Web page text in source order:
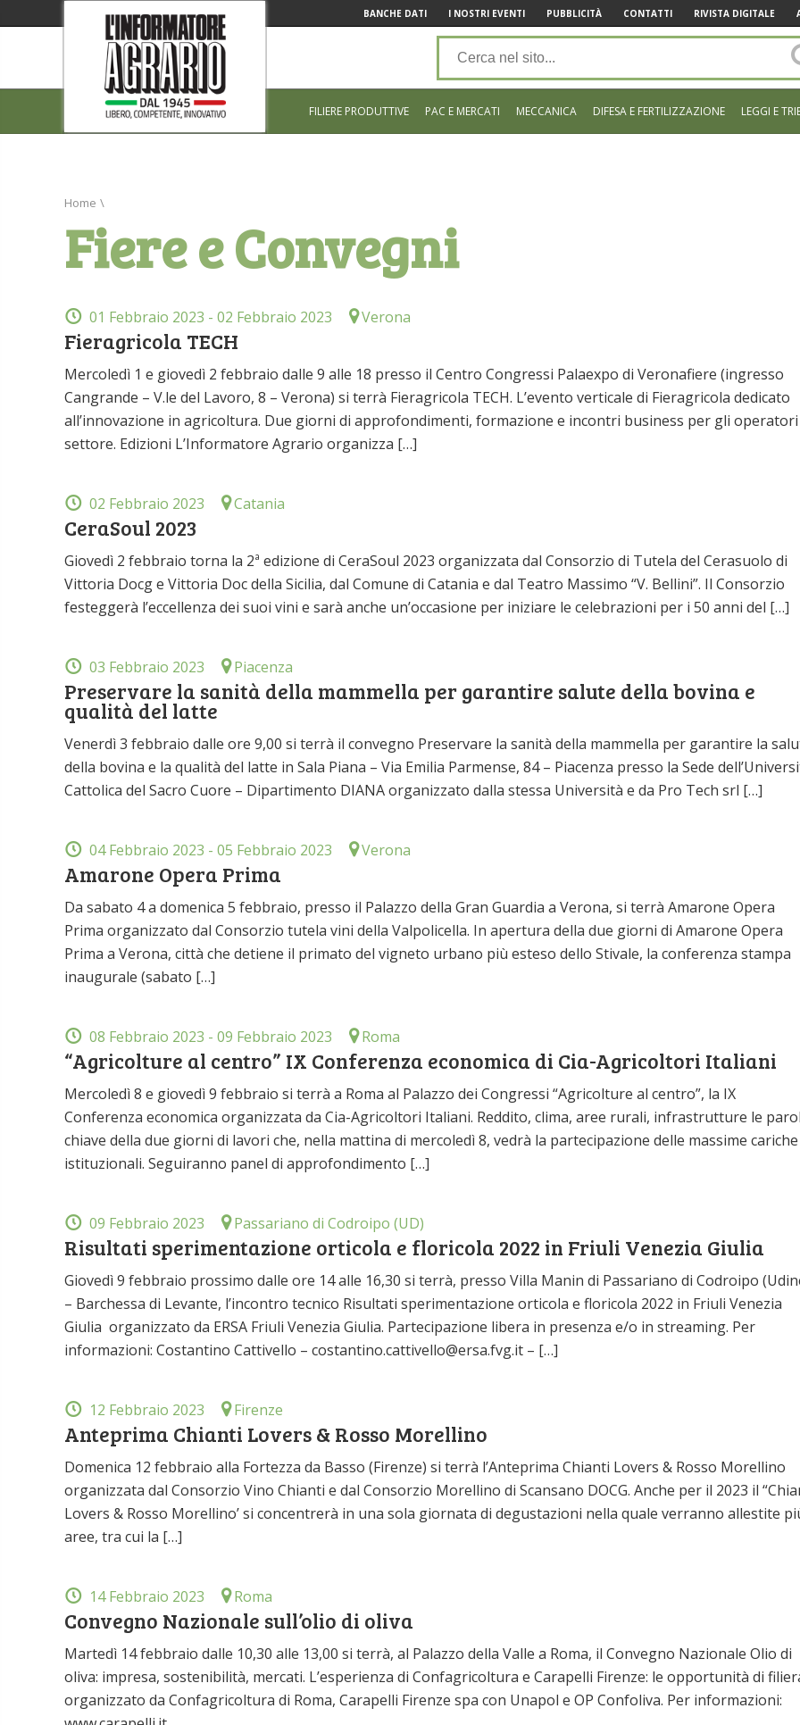
BANCHE DATI I NOSTRI EVENTI PUBBLICITÀ CONTATTI RIVISTA DIGITALE
FILIERE PRODUTTIVE PAC E MERCATI MECCANICA DIFESA E FERTILIZZAZIONE LEGGI E
Home \
Fiere e Convegni
01 Febbraio 2023 - 02 Febbraio 2023 Verona
Fieragricola TECH
Mercoledì 1 e giovedì 2 febbraio dalle 9 alle 18 presso il Centro Congressi Palaexpo di Veronafiere (ingresso
Cangrande – V.le del Lavoro, 8 – Verona) si terrà Fieragricola TECH. L’evento verticale di Fieragricola dedicato
all’innovazione in agricoltura. Due giorni di approfondimenti, formazione e incontri business per gli
settore. Edizioni L’Informatore Agrario organizza […]
02 Febbraio 2023 Catania
CeraSoul 2023
Giovedì 2 febbraio torna la 2ª edizione di CeraSoul 2023 organizzata dal Consorzio di Tutela del Cerasuolo di
Vittoria Docg e Vittoria Doc della Sicilia, dal Comune di Catania e dal Teatro Massimo “V. Bellini”. Il Consorzio
festeggerà l’eccellenza dei suoi vini e sarà anche un’occasione per iniziare le celebrazioni per i 50 anni del […]
03 Febbraio 2023 Piacenza
Preservare la sanità della mammella per garantire salute della bovina e
qualità del latte
Venerdì 3 febbraio dalle ore 9,00 si terrà il convegno Preservare la sanità della mammella per garantire la
della bovina e la qualità del latte in Sala Piana – Via Emilia Parmense, 84 – Piacenza presso la Sede
Cattolica del Sacro Cuore – Dipartimento DIANA organizzato dalla stessa Università e da Pro Tech srl […]
04 Febbraio 2023 - 05 Febbraio 2023 Verona
Amarone Opera Prima
Da sabato 4 a domenica 5 febbraio, presso il Palazzo della Gran Guardia a Verona, si terrà Amarone Opera
Prima organizzato dal Consorzio tutela vini della Valpolicella. In apertura della due giorni di Amarone Opera
Prima a Verona, città che detiene il primato del vigneto urbano più esteso dello Stivale, la conferenza stampa
inaugurale (sabato […]
08 Febbraio 2023 - 09 Febbraio 2023 Roma
“Agricolture al centro” IX Conferenza economica di Cia-Agricoltori Italiani
Mercoledì 8 e giovedì 9 febbraio si terrà a Roma al Palazzo dei Congressi “Agricolture al centro”, la IX
Conferenza economica organizzata da Cia-Agricoltori Italiani. Reddito, clima, aree rurali, infrastrutture le
chiave della due giorni di lavori che, nella mattina di mercoledì 8, vedrà la partecipazione delle massime cariche
istituzionali. Seguiranno panel di approfondimento […]
09 Febbraio 2023 Passariano di Codroipo (UD)
Risultati sperimentazione orticola e floricola 2022 in Friuli Venezia Giulia
Giovedì 9 febbraio prossimo dalle ore 14 alle 16,30 si terrà, presso Villa Manin di Passariano di Codroipo
– Barchessa di Levante, l’incontro tecnico Risultati sperimentazione orticola e floricola 2022 in Friuli Venezia
Giulia organizzato da ERSA Friuli Venezia Giulia. Partecipazione libera in presenza e/o in streaming. Per
informazioni: Costantino Cattivello – costantino.cattivello@ersa.fvg.it – […]
12 Febbraio 2023 Firenze
Anteprima Chianti Lovers & Rosso Morellino
Domenica 12 febbraio alla Fortezza da Basso (Firenze) si terrà l’Anteprima Chianti Lovers & Rosso Morellino
organizzata dal Consorzio Vino Chianti e dal Consorzio Morellino di Scansano DOCG. Anche per il 2023 il
Lovers & Rosso Morellino’ si concentrerà in una sola giornata di degustazioni nella quale verranno allestite
aree, tra cui la […]
14 Febbraio 2023 Roma
Convegno Nazionale sull’olio di oliva
Martedì 14 febbraio dalle 10,30 alle 13,00 si terrà, al Palazzo della Valle a Roma, il Convegno Nazionale Olio di
oliva: impresa, sostenibilità, mercati. L’esperienza di Confagricoltura e Carapelli Firenze: le opportunità di
organizzato da Confagricoltura di Roma, Carapelli Firenze spa con Unapol e OP Confoliva. Per informazioni: